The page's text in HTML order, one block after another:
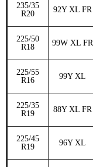
235/35
R20
92Y XL FR
225/50
R18
99W XL FR
225/55
R16
99Y XL
225/35
R19
88Y XL FR
225/45
R19
96Y XL